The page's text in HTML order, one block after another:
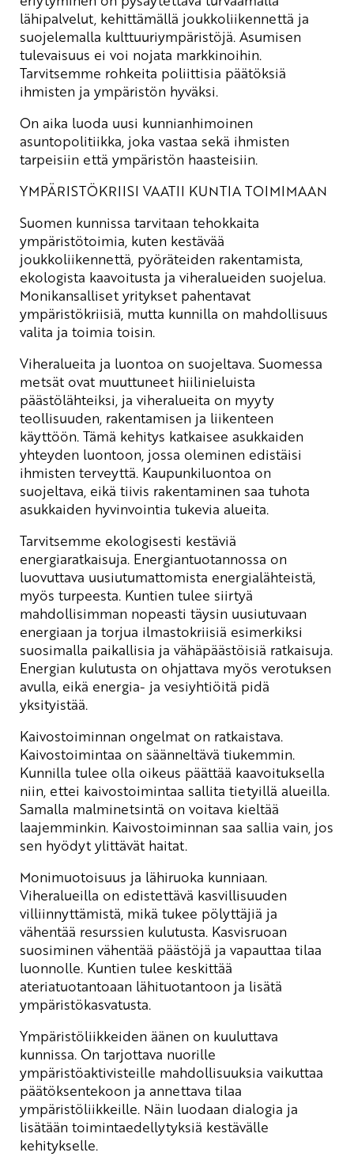
lähipalvelut, kehittämällä joukkoliikennettä ja
suojelemalla kulttuuriympäristöjä. Asumisen
tulevaisuus ei voi nojata markkinoihin.
Tarvitsemme rohkeita poliittisia päätöksiä
ihmisten ja ympäristön hyväksi.
On aika luoda uusi kunnianhimoinen
asuntopolitiikka, joka vastaa sekä ihmisten
tarpeisiin että ympäristön haasteisiin.
YMPÄRISTÖKRIISI VAATII KUNTIA TOIMIMAAN
Suomen kunnissa tarvitaan tehokkaita
ympäristötoimia, kuten kestävää
joukkoliikennettä, pyöräteiden rakentamista,
ekologista kaavoitusta ja viheralueiden suojelua.
Monikansalliset yritykset pahentavat
ympäristökriisiä, mutta kunnilla on mahdollisuus
valita ja toimia toisin.
Viheralueita ja luontoa on suojeltava. Suomessa
metsät ovat muuttuneet hiilinieluista
päästölähteiksi, ja viheralueita on myyty
teollisuuden, rakentamisen ja liikenteen
käyttöön. Tämä kehitys katkaisee asukkaiden
yhteyden luontoon, jossa oleminen edistäisi
ihmisten terveyttä. Kaupunkiluontoa on
suojeltava, eikä tiivis rakentaminen saa tuhota
asukkaiden hyvinvointia tukevia alueita.
Tarvitsemme ekologisesti kestäviä
energiaratkaisuja. Energiantuotannossa on
luovuttava uusiutumattomista energialähteistä,
myös turpeesta. Kuntien tulee siirtyä
mahdollisimman nopeasti täysin uusiutuvaan
energiaan ja torjua ilmastokriisiä esimerkiksi
suosimalla paikallisia ja vähäpäästöisiä ratkaisuja.
Energian kulutusta on ohjattava myös verotuksen
avulla, eikä energia- ja vesiyhtiöitä pidä
yksityistää.
Kaivostoiminnan ongelmat on ratkaistava.
Kaivostoimintaa on säänneltävä tiukemmin.
Kunnilla tulee olla oikeus päättää kaavoituksella
niin, ettei kaivostoimintaa sallita tietyillä alueilla.
Samalla malminetsintä on voitava kieltää
laajemminkin. Kaivostoiminnan saa sallia vain, jos
sen hyödyt ylittävät haitat.
Monimuotoisuus ja lähiruoka kunniaan.
Viheralueilla on edistettävä kasvillisuuden
villiinnyttämistä, mikä tukee pölyttäjiä ja
vähentää resurssien kulutusta. Kasvisruoan
suosiminen vähentää päästöjä ja vapauttaa tilaa
luonnolle. Kuntien tulee keskittää
ateriatuotantoaan lähituotantoon ja lisätä
ympäristökasvatusta.
Ympäristöliikkeiden äänen on kuuluttava
kunnissa. On tarjottava nuorille
ympäristöaktivisteille mahdollisuuksia vaikuttaa
päätöksentekoon ja annettava tilaa
ympäristöliikkeille. Näin luodaan dialogia ja
lisätään toimintaedellytyksiä kestävälle
kehitykselle.